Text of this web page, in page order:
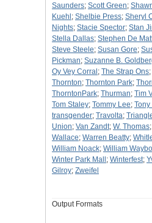
Saunders; Scott Green;
Kuehl ; Shelbie Press; Sheryl
Nights; Stacie Spector; Stan
Stella Dallas; Stephen De
Steve Steele; Susan Gore;
Pickman; Suzanne B.
Oy Vey Corral ; The Strap Ons;
Thornton; Thornton Park;
ThorntonPark; Thurman; Tim
Tom Staley; Tommy Lee;
transgender; Travolta;
Union; Van Zandt; W. Thomas;
Wallace; Warren Beatty;
William Noack; William
Winter Park Mall ; Winterfest;
Gilroy; Zweifel
Output Formats